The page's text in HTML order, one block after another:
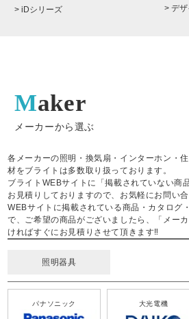
> iDシリーズ > デ
Maker
メーカーから選ぶ
各メーカーの照明・換気扇・インターホン・
材をブライトは多数取り扱っております。
ブライトWEBサイトに「掲載されていない商
お見積りしておりますので、お気軽にお問い
WEBサイトに掲載されている商品・カタログ
で、ご希望の商品がございましたら、「メー
ければすぐにお見積りさせて頂きます‼
照明器具
パナソニック 大光電機